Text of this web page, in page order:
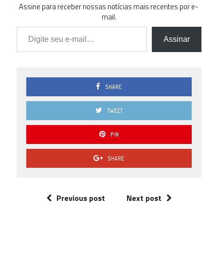
Assine para receber nossas notícias mais recentes por e-
mail.
Digite seu e-mail…
Assinar
SHARE
TWEET
PIN
SHARE
Previous post Next post